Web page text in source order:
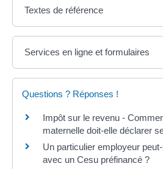
Textes de référence
Services en ligne et formulaires
Questions ? Réponses !
Impôt sur le revenu -
maternelle doit-elle déclarer
Un particulier employeur
avec un Cesu préfinancé ?